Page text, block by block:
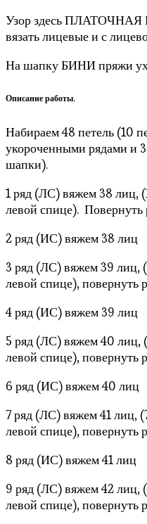
Узор здесь ПЛАТОЧНАЯ
вязать лицевые и с
На шапку БИНИ пряжи
Описание работы.
Набираем 48 петель (10
укороченными рядами и
шапки).
1 ряд (ЛС) вяжем 38 лиц,
левой спице). Повернуть
2 ряд (ИС) вяжем 38 лиц
3 ряд (ЛС) вяжем 39 лиц,
левой спице), повернуть
4 ряд (ИС) вяжем 39 лиц
5 ряд (ЛС) вяжем 40 лиц,
левой спице), повернуть
6 ряд (ИС) вяжем 40 лиц
7 ряд (ЛС) вяжем 41 лиц,
левой спице), повернуть
8 ряд (ИС) вяжем 41 лиц
9 ряд (ЛС) вяжем 42 лиц,
левой спице), повернуть